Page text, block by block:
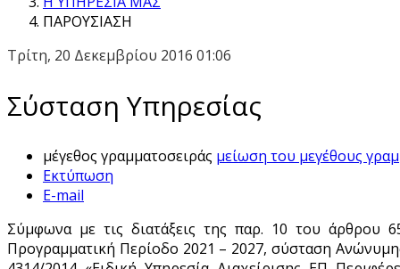
ΠΑΡΟΥΣΙΑΣΗ
Τρίτη, 20 Δεκεμβρίου 2016 01:06
Σύσταση Υπηρεσίας
μέγεθος γραμματοσειράς μείωση του μεγέθους
Εκτύπωση
E-mail
Σύμφωνα με τις διατάξεις της παρ. 10 του άρθρου
Προγραμματική Περίοδο 2021 – 2027, σύσταση